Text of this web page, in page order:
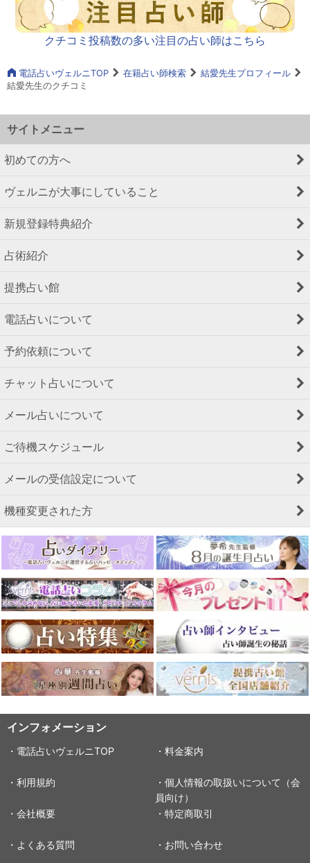
クチコミ投稿数の多い注目の占い師はこちら
電話占いヴェルニTOP 在籍占い師検索
結愛先生プロフィール
結愛先生のクチコミ
サイトメニュー
初めての方へ
ヴェルニが大事にしていること
新規登録特典紹介
占術紹介
提携占い館
電話占いについて
予約依頼について
チャット占いについて
メール占いについて
ご待機スケジュール
メールの受信設定について
機種変更された方
インフォメーション
・電話占いヴェルニTOP ・料金案内
・利用規約
・個人情報の取扱いについて（会
員向け）
・会社概要
・特定商取引
・よくある質問 ・お問い合わせ